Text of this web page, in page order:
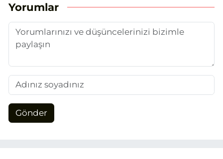
temel alıyorum.
Yorumlar
Gönder